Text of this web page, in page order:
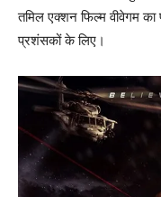
तमिल एक्‍शन फिल्‍म वीवेगम
प्रशंसकों के लिए।